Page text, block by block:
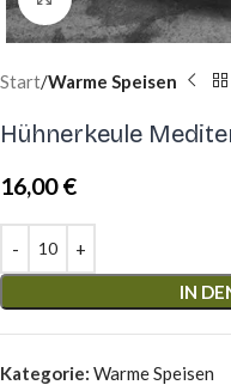
Start Warme Speisen
Hühnerkeule
16,00€
IN
Kategorie: Warme Speisen